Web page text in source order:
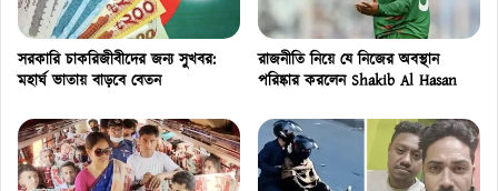
সরকারি চাকরিজীবীদের জন্য সুখবর:
মহার্ঘ ভাতায় বাড়বে বেতন
রাজনীতি নিয়ে যে নিজের অবস্থান
পরিষ্কার করলেন Shakib Al Hasan